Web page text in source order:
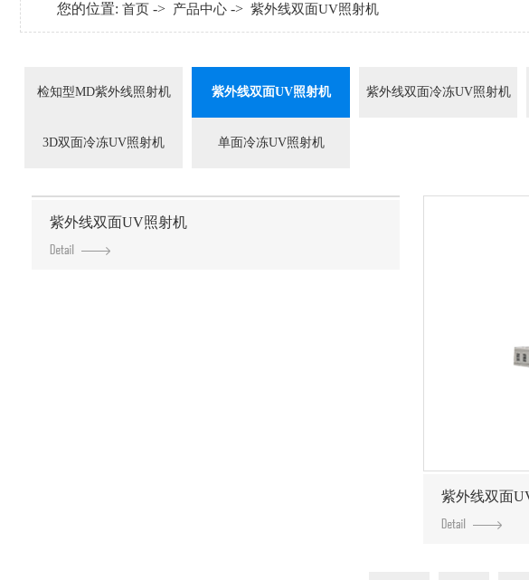
您的位置: 首页 -> 产品中心 -> 紫外线双面UV照射机
检知型MD紫外线照射机 紫外线双面UV照射机 紫外线双面冷冻UV照射机
3D双面冷冻UV照射机 单面冷冻UV照射机
紫外线双面UV照射机
紫外线双面